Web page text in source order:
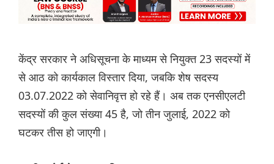
केंद्र सरकार ने अधिसूचना के माध्यम से नियुक्त 23 सदस्यों में
से आठ को कार्यकाल विस्तार दिया, जबकि शेष सदस्य
03.07.2022 को सेवानिवृत्त हो रहे हैं। अब तक एनसीएलटी
सदस्यों की कुल संख्या 45 है, जो तीन जुलाई, 2022 को
घटकर तीस हो जाएगी।